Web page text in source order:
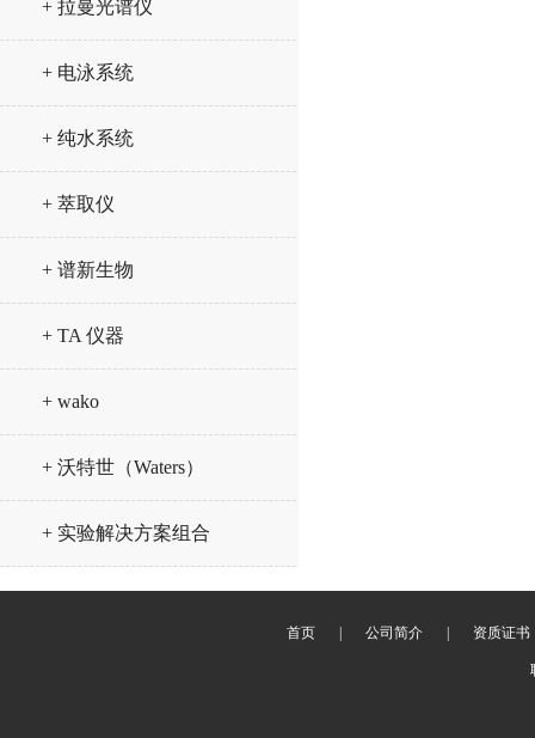
+ 拉曼光谱仪
+ 电泳系统
+ 纯水系统
+ 萃取仪
+ 谱新生物
+ TA 仪器
+ wako
+ 沃特世（Waters）
+ 实验解决方案组合
首页 公司简介 资质证书